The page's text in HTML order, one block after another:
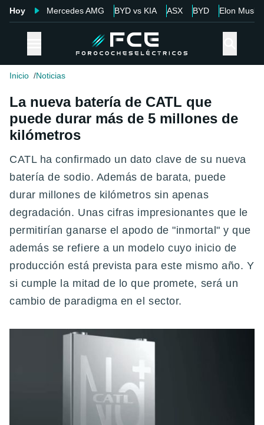
Hoy Mercedes AMG BYD vs KIA ASX BYD Elon Musk
Inicio Noticias
La nueva batería de CATL que
puede durar más de 5 millones de
kilómetros
CATL ha confirmado un dato clave de su nueva
batería de sodio. Además de barata, puede
durar millones de kilómetros sin apenas
degradación. Unas cifras impresionantes que le
permitirían ganarse el apodo de "inmortal" y que
además se refiere a un modelo cuyo inicio de
producción está prevista para este mismo año. Y
si cumple la mitad de lo que promete, será un
cambio de paradigma en el sector.